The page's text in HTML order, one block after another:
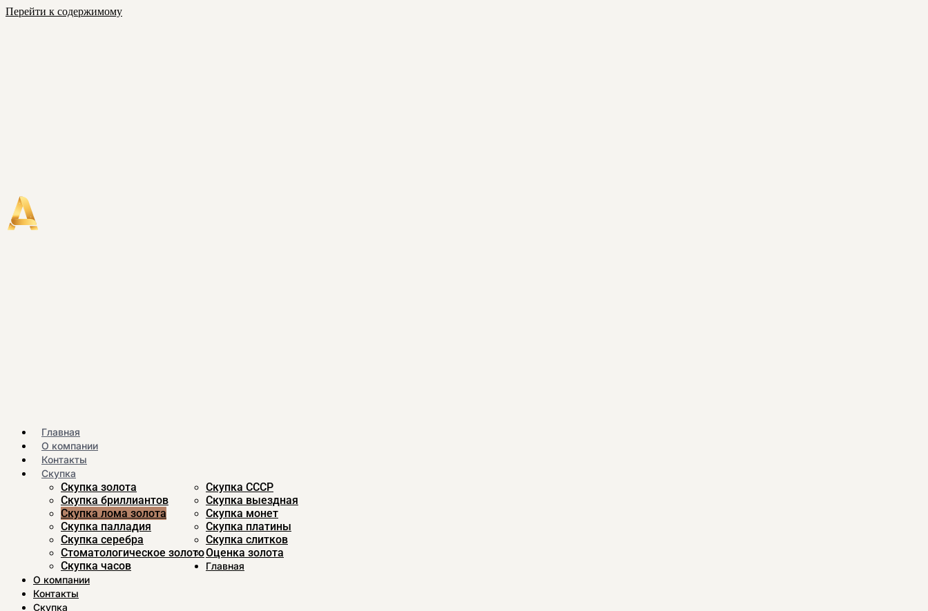
Перейти к содержимому
Главная
О компании
Контакты
Скупка
Скупка золота
Скупка CCСР
Скупка бриллиантов
Скупка выездная
Скупка лома золота
Скупка монет
Скупка палладия
Скупка платины
Скупка серебра
Скупка слитков
Стоматологическое золотоОценка золота
Скупка часов
Главная
О компании
Контакты
Скупка